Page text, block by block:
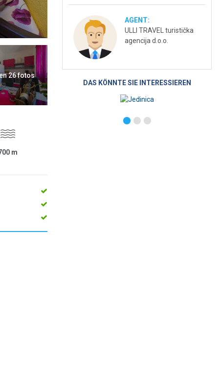
26 fotos
m
AGENT:
ULLI TRAVEL turistička
agencija d.o.o.
DAS KÖNNTE SIE INTERESSIEREN